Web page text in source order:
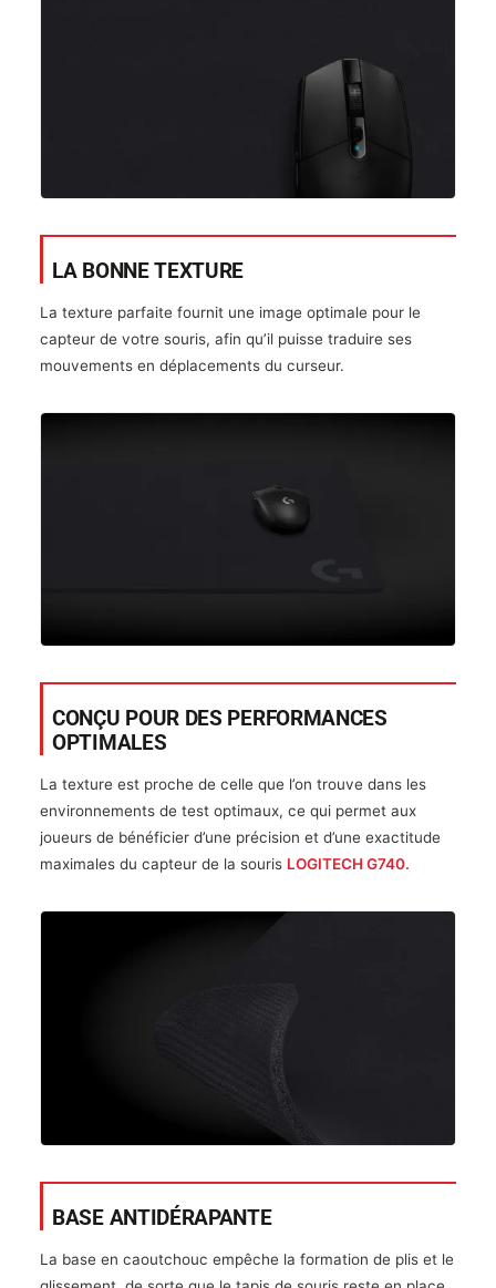
LA BONNE TEXTURE
La texture parfaite fournit une image optimale pour le
capteur de votre souris, afin qu’il puisse traduire ses
mouvements en déplacements du curseur.
CONÇU POUR DES PERFORMANCES
OPTIMALES
La texture est proche de celle que l’on trouve dans les
environnements de test optimaux, ce qui permet aux
joueurs de bénéficier d’une précision et d’une exactitude
maximales du capteur de la souris LOGITECH G740.
BASE ANTIDÉRAPANTE
La base en caoutchouc empêche la formation de plis et le